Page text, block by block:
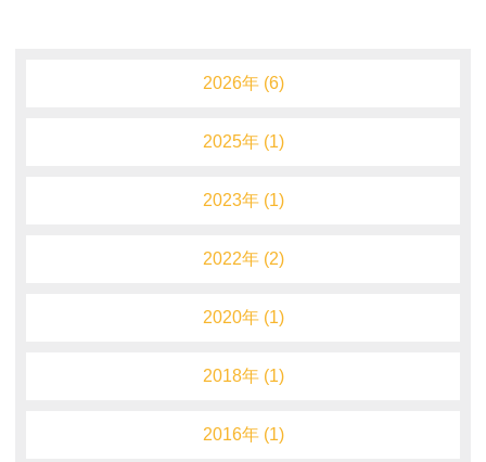
2026年 (6)
2025年 (1)
2023年 (1)
2022年 (2)
2020年 (1)
2018年 (1)
2016年 (1)